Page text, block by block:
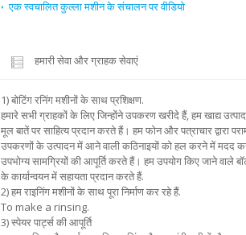
एक स्वचालित कुल्ला मशीन के संचालन पर वीडियो
हमारी सेवा और ग्राहक सेवाएं
1) बोटिंग रनिंग मशीनों के साथ प्रशिक्षण.
हमारे सभी ग्राहकों के लिए जिन्होंने उपकरण खरीदे हैं, हम खाद्य
मूल बातें पर साहित्य प्रदान करते हैं। हम फोन और पत्राचार द्वारा
उपकरणों के उत्पादन में आने वाली कठिनाइयों को हल करने में मदद
उपभोग्य सामग्रियों की आपूर्ति करते हैं। हम उपयोग किए जाने वाले
के कार्यान्वयन में सहायता प्रदान करते हैं.
2) हम राइनिंग मशीनों के साथ पूरा निर्माण कर रहे हैं.
To make a rinsing.
3) स्पेयर पार्ट्स की आपूर्ति